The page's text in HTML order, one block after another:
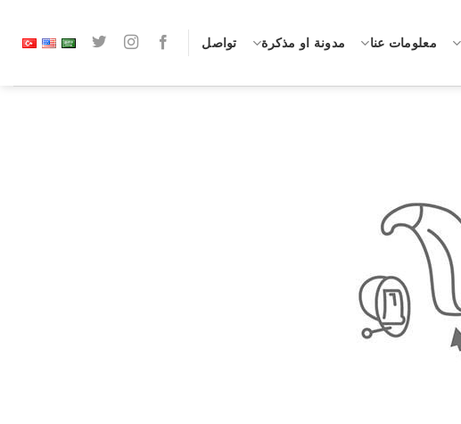
معلومات عنا مدونة او مذكرة تواصل